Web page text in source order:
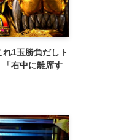
れ1玉勝負だしト
右中に離席す